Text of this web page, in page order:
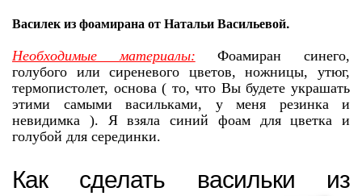
Василек из фоамирана от Натальи Васильевой.
Необходимые материалы:
Фоамиран синего,
голубого или сиреневого цветов, ножницы, утюг,
термопистолет, основа ( то, что Вы будете украшать
этими самыми васильками, у меня резинка и
невидимка ). Я взяла синий фоам для цветка и
голубой для серединки.
Как сделать васильки из